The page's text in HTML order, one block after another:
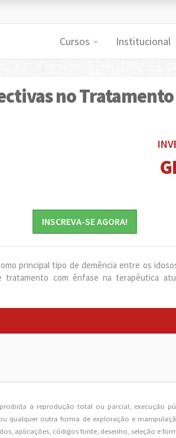
Cursos Institucional
no Tratamento
INSCREVA-SE AGORA!
principal tipo de demência entre os
tratamento com ênfase na terapêutica
a reprodução total ou parcial, execução
qualquer outra forma de exploração e
aplicações, códigos fonte, desenho, seleção e